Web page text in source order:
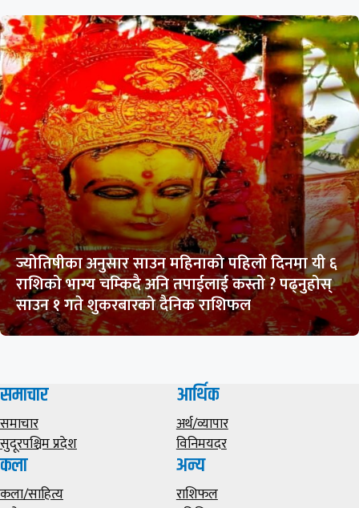
ज्योतिषीका अनुसार साउन महिनाको पहिलो दिनमा यी ६
राशिको भाग्य चम्किदै अनि तपाईलाई कस्तो ? पढ्नुहोस्
साउन १ गते शुकरबारको दैनिक राशिफल
समाचार
समाचार
सुदूरपश्चिम प्रदेश
आर्थिक
अर्थ/व्यापार
विनिमयदर
कला
कला/साहित्य
अन्य
राशिफल